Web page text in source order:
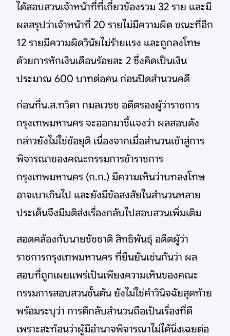
ได้สอบสวนเจ้าหน้าที่ที่เกี่ยวข้องรวม 32 ราย และมี
ผลสรุปว่าเจ้าหน้าที่ 20 รายไม่มีความผิด ขณะที่อีก
12 รายมีความผิดวินัยไม่ร้ายแรง และถูกลงโทษ
ด้วยการหักเงินเดือนร้อยละ 2 ซึ่งคิดเป็นเงิน
ประมาณ 600 บาทต่อคน ก่อนปิดสำนวนคดี
ก่อนที่น.ส.ทวิดา กมลเวชช อดีตรองผู้ว่าราชการ
กรุงเทพมหานคร จะออกมาชี้แจงว่า ผลสอบดัง
กล่าวยังไม่ใช่ข้อยุติ เนื่องจากเมื่อสำนวนเข้าสู่การ
พิจารณาของคณะกรรมการข้าราชการ
กรุงเทพมหานคร (ก.ก.) มีความเห็นว่าบทลงโทษ
อาจเบาเกินไป และยังมีข้อสงสัยในสำนวนหลาย
ประเด็นจึงมีมติส่งเรื่องกลับไปสอบสวนเพิ่มเติม
สอดคล้องกับนายชัชชาติ สิทธิพันธุ์ อดีตผู้ว่า
ราชการกรุงเทพมหานคร ที่ยืนยันเช่นกันว่า ผล
สอบที่ถูกเผยแพร่เป็นเพียงความเห็นของคณะ
กรรมการสอบสวนชั้นต้น ยังไม่ใช่คำวินิจฉัยสุดท้าย
พร้อมระบุว่า การตีกลับสำนวนถือเป็นเรื่องที่ดี
เพราะสะท้อนว่าผู้มีอำนาจพิจารณาไม่ได้นิ่งเฉยต่อ